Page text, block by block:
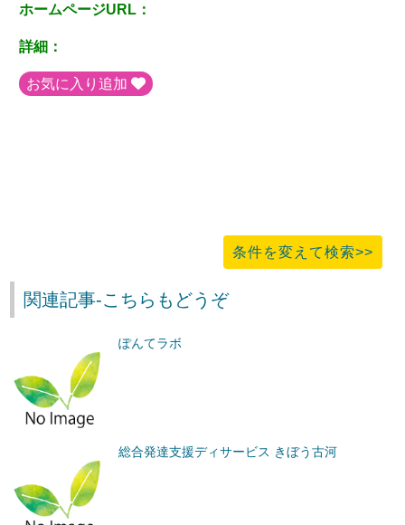
ホームページURL：
詳細：
お気に入り追加
条件を変えて検索>>
関連記事-こちらもどうぞ
ぽんてラボ
総合発達支援ディサービス きぼう古河